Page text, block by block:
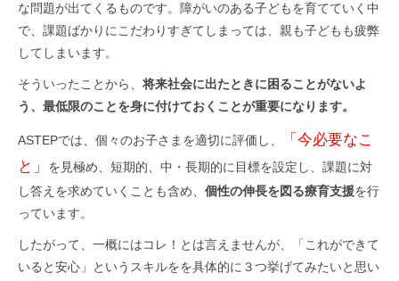
な問題が出てくるものです。障がいのある子どもを育てていく中
で、課題ばかりにこだわりすぎてしまっては、親も子どもも疲弊
してしまいます。
そういったことから、 将来社会に出たときに困ることがないよ
う、最低限のことを身に付けておくことが重要になります。
ASTEPでは、個々のお子さまを適切に評価し、
「今必要なこ
と」
を見極め、短期的、中・長期的に目標を設定し、課題に対
し答えを求めていくことも含め、 個性の伸長を図る療育支援を行
っています。
したがって、一概にはコレ！とは言えませんが、「これができて
いると安心」というスキルをを具体的に３つ挙げてみたいと思い